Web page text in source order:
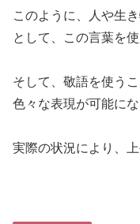
このように、人や生
として、この言葉を使
そして、敬語を使う
色々な表現が可能にな
実際の状況により、